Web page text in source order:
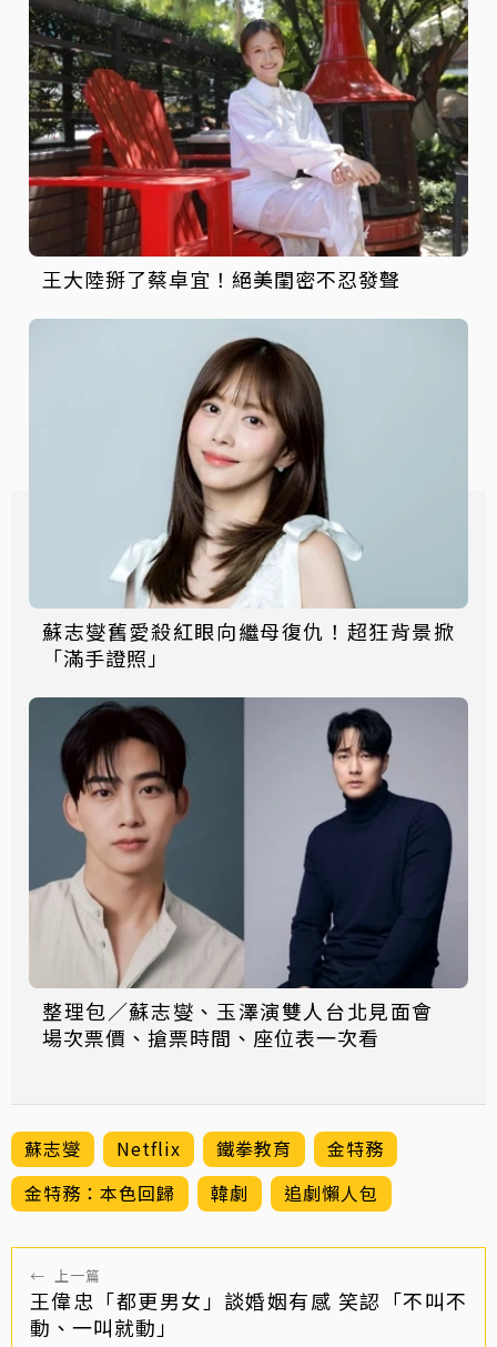
王大陸掰了蔡卓宜！絕美閨密不忍發聲
蘇志燮舊愛殺紅眼向繼母復仇！超狂背景掀
「滿手證照」
整理包／蘇志燮、玉澤演雙人台北見面會
場次票價、搶票時間、座位表一次看
蘇志燮 Netflix 鐵拳教育
金特務
金特務：本色回歸
韓劇 追劇懶人包
← 上一篇
王偉忠「都更男女」談婚姻有感 笑認「不叫不
動、一叫就動」